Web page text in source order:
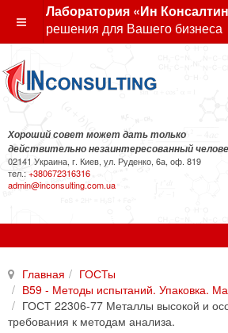
Лаборатория «Ин
решения для Вашего бизнеса
Хороший совет может дать только
действительно незаинтересованный
02141 Украина, г. Киев, ул. Руденко, 6а, оф. 819
тел.: +380672316316
admin@inconsulting.com.ua
Главная
ГОСТы
В59 - Методы испытаний. Упаковка.
ГОСТ 22306-77 Металлы высокой и
требования к методам анализа.